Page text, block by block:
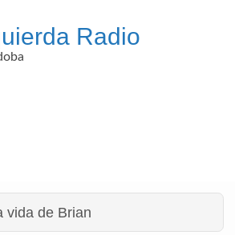
Radio
vida de Brian